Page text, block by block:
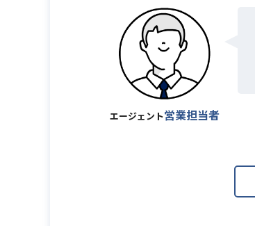
エージェント営業担当者